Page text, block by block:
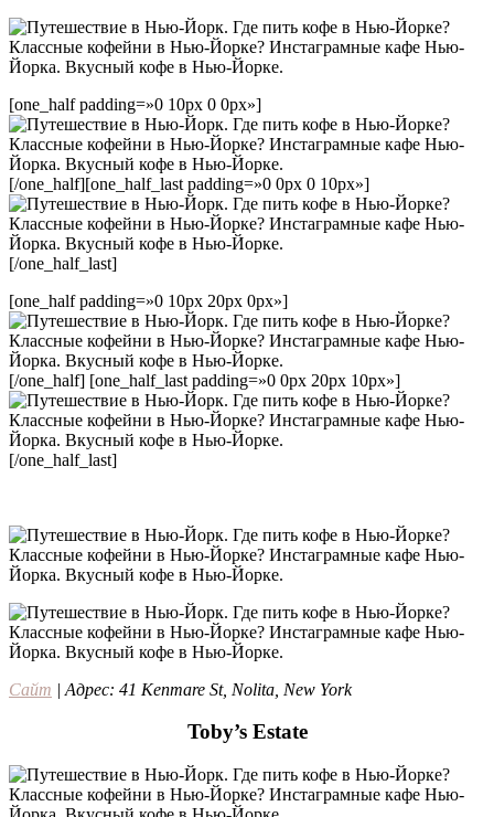
[one_half padding=»0 10px 0 0px»]
[/one_half][one_half_last padding=»0 0px 0 10px»]
[/one_half_last]
[one_half padding=»0 10px 20px 0px»]
[/one_half] [one_half_last padding=»0 0px 20px 10px»]
[/one_half_last]
Сайт | Адрес: 41 Kenmare St, Nolita, New York
Toby’s Estate